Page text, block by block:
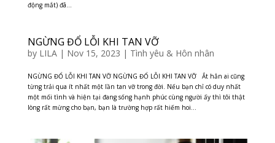
động mắt) đã...
NGỪNG ĐỔ LỖI KHI TAN VỠ
by LILA| Nov 15, 2023 | Tình yêu & Hôn nhân
NGỪNG ĐỔ LỖI KHI TAN VỠ NGỪNG ĐỔ LỖI KHI TAN VỠ Ắt hẳn ai cũng
từng trải qua ít nhất một lần tan vỡ trong đời. Nếu bạn chỉ có duy nhất
một mối tình và hiện tại đang sống hạnh phúc cùng người ấy thì tôi thật
lòng rất mừng cho bạn, bạn là trường hợp rất hiếm hoi...